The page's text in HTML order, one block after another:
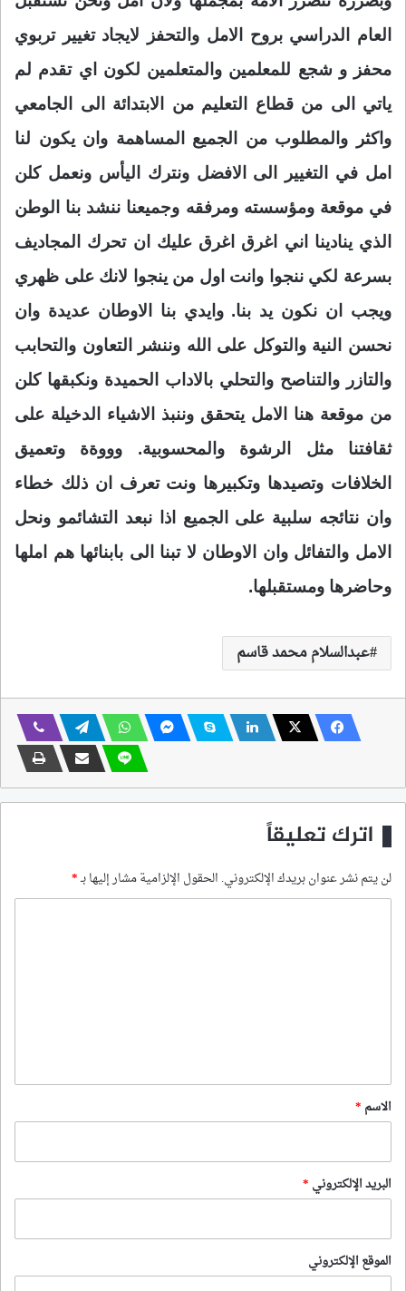
العام الدراسي بروح الامل والتحفز لايجاد تغيير تربوي
محفز و شجع للمعلمين والمتعلمين لكون اي تقدم لم
ياتي الى من قطاع التعليم من الابتدائة الى الجامعي
واكثر والمطلوب من الجميع المساهمة وان يكون لنا
امل في التغيير الى الافضل ونترك اليأس ونعمل كلن
في موقعة ومؤسسته ومرفقه وجميعنا ننشد بنا الوطن
الذي ينادينا اني اغرق اغرق عليك ان تحرك المجاديف
بسرعة لكي ننجوا وانت اول من ينجوا لانك على ظهري
ويجب ان نكون يد بنا. وايدي بنا الاوطان عديدة وان
نحسن النية والتوكل على الله وننشر التعاون والتحابب
والتازر والتناصح والتحلي بالاداب الحميدة ونكبقها كلن
من موقعة هنا الامل يتحقق وننبذ الاشياء الدخيلة على
ثقافتنا مثل الرشوة والمحسوبية. وووةة وتعميق
الخلافات وتصيدها وتكبيرها ونت تعرف ان ذلك خطاء
وان نتائجه سلبية على الجميع اذا نبعد التشائمو ونحل
الامل والتفائل وان الاوطان لا تبنا الى بابنائها هم املها
وحاضرها ومستقبلها.
عبدالسلام محمد قاسم
اترك تعليقاً
لن يتم نشر عنوان بريدك الإلكتروني. الحقول الإلزامية مشار إليها بـ*
*
الاسم *
البريد الإلكتروني *
الموقع الإلكتروني